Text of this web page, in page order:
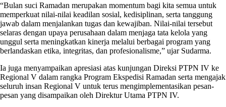
“Bulan suci Ramadan merupakan momentum bagi kita semua untuk
memperkuat nilai-nilai keadilan sosial, kedisiplinan, serta tanggung
jawab dalam menjalankan tugas dan kewajiban. Nilai-nilai tersebut
selaras dengan upaya perusahaan dalam menjaga tata kelola yang
unggul serta meningkatkan kinerja melalui berbagai program yang
berlandaskan etika, integritas, dan profesionalisme,” ujar Sudarma.
Ia juga menyampaikan apresiasi atas kunjungan Direksi PTPN IV ke
Regional V dalam rangka Program Ekspedisi Ramadan serta mengajak
seluruh insan Regional V untuk terus mengimplementasikan pesan-
pesan yang disampaikan oleh Direktur Utama PTPN IV.